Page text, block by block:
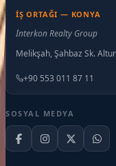
İŞ ORTAĞI — KONYA
İnterkon Realty Group
Melikşah, Şahbaz Sk.
+90 553 011 87 11
SOSYAL MEDYA